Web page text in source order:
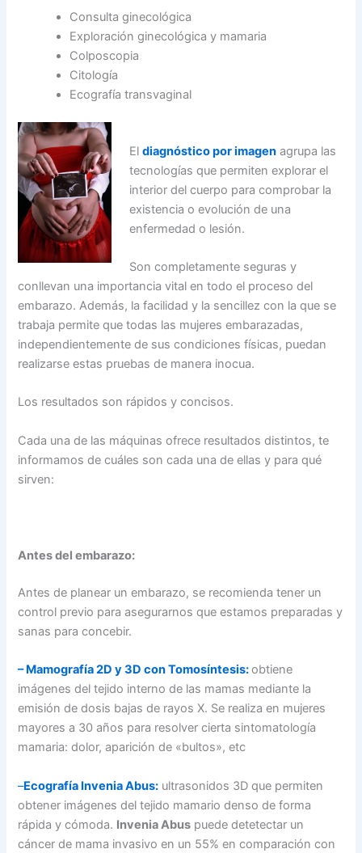
Consulta ginecológica
Exploración ginecológica y mamaria
Colposcopia
Citología
Ecografía transvaginal
Eldiagnóstico por imagen agrupa las
tecnologías que permiten explorar el
interior del cuerpo para comprobar la
existencia o evolución de una
enfermedad o lesión.
Son completamente seguras y
conllevan una importancia vital en todo el proceso del
embarazo. Además, la facilidad y la sencillez con la que se
trabaja permite que todas las mujeres embarazadas,
independientemente de sus condiciones físicas, puedan
realizarse estas pruebas de manera inocua.
Los resultados son rápidos y concisos.
Cada una de las máquinas ofrece resultados distintos, te
informamos de cuáles son cada una de ellas y para qué
sirven:
Antes del embarazo:
Antes de planear un embarazo, se recomienda tener un
control previo para asegurarnos que estamos preparadas y
sanas para concebir.
– Mamografía 2D y 3D con Tomosíntesis:obtiene
imágenes del tejido interno de las mamas mediante la
emisión de dosis bajas de rayos X. Se realiza en mujeres
mayores a 30 años para resolver cierta sintomatología
mamaria: dolor, aparición de «bultos», etc
–Ecografía Invenia Abus: ultrasonidos 3D que permiten
obtener imágenes del tejido mamario denso de forma
rápida y cómoda. Invenia Abus puede detetectar un
cáncer de mama invasivo en un 55% en comparación con